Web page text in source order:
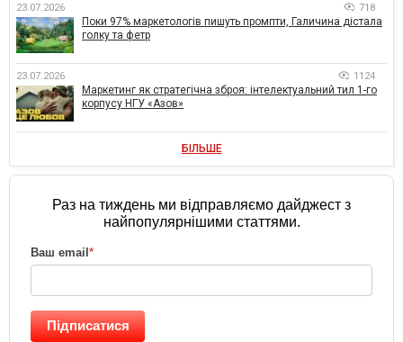
23.07.2026 718
Поки 97% маркетологів пишуть промпти, Галичина дістала
голку та фетр
23.07.2026 1124
Маркетинг як стратегічна зброя: інтелектуальний тил 1-го
корпусу НГУ «Азов»
БІЛЬШЕ
Раз на тиждень ми відправляємо дайджест з
найпопулярнішими статтями.
Ваш email*
Підписатися